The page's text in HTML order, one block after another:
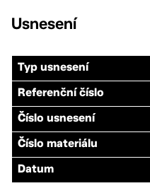
Usnesení
Typ usnesení
Referenční číslo
Číslo usnesení
Číslo materiálu
Datum